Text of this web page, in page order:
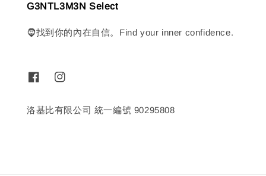
G3NTL3M3N Select
🧔找到你的內在自信。Find your inner confidence.
洛基比有限公司 統一編號 90295808